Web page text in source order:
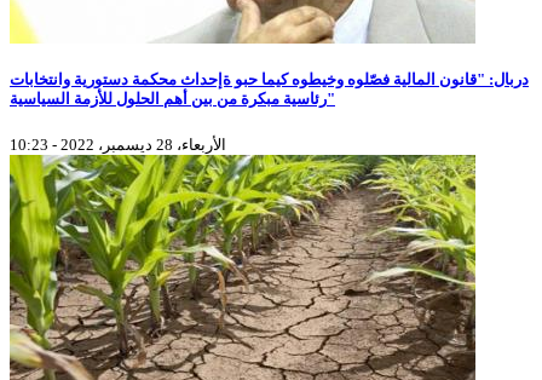
دربال: "قانون المالية فصّلوه وخيطوه كيما حبو ةإحداث محكمة دستورية وانتخابات
رئاسية مبكرة من بين أهم الحلول للأزمة السياسية"
الأربعاء، 28 ديسمبر، 2022 - 10:23